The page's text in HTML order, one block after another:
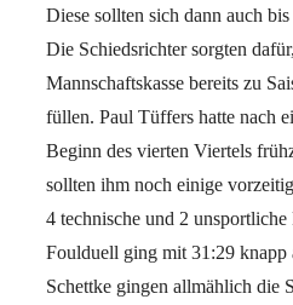
Diese sollten sich dann auch
Die Schiedsrichter sorgten
Mannschaftskasse bereits zu
füllen. Paul Tüffers hatte nach
Beginn des vierten Viertels
sollten ihm noch einige
4 technische und 2
Foulduell ging mit 31:29 knapp
Schettke gingen allmählich die